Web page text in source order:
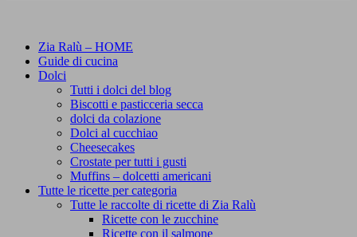
Zia Ralù – HOME
Guide di cucina
Dolci
Tutti i dolci del blog
Biscotti e pasticceria secca
dolci da colazione
Dolci al cucchiao
Cheesecakes
Crostate per tutti i gusti
Muffins – dolcetti americani
Tutte le ricette per categoria
Tutte le raccolte di ricette di Zia Ralù
Ricette con le zucchine
Ricette con il salmone